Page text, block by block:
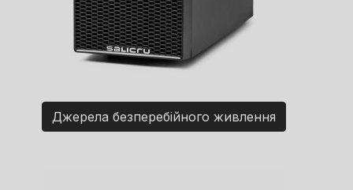
Джерела безперебійного живлення